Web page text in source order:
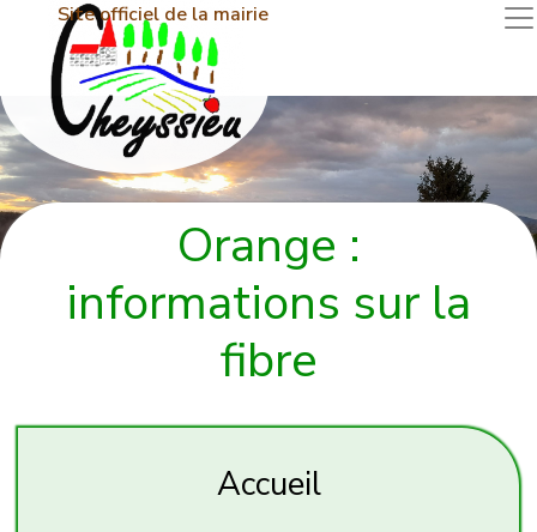
Site officiel de la mairie
Orange :
informations sur la
fibre
Accueil